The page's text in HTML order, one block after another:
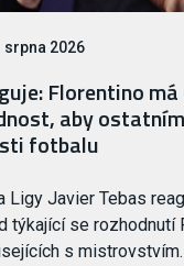
srpna 2026
Florentino
aby
fotbalu
Ligy Javier Tebas
týkající se rozhodnutí
s